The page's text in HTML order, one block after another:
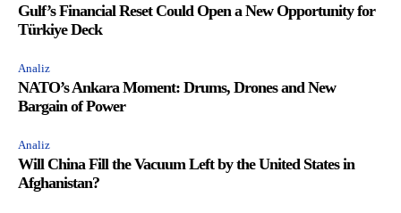
Gulf’s Financial Reset Could Open a New Opportunity for
Türkiye Deck
Analiz
NATO’s Ankara Moment: Drums, Drones and New
Bargain of Power
Analiz
Will China Fill the Vacuum Left by the United States in
Afghanistan?